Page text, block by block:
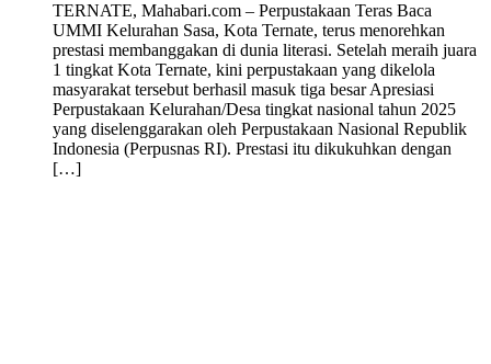
TERNATE, Mahabari.com – Perpustakaan Teras Baca
UMMI Kelurahan Sasa, Kota Ternate, terus menorehkan
prestasi membanggakan di dunia literasi. Setelah meraih juara
1 tingkat Kota Ternate, kini perpustakaan yang dikelola
masyarakat tersebut berhasil masuk tiga besar Apresiasi
Perpustakaan Kelurahan/Desa tingkat nasional tahun 2025
yang diselenggarakan oleh Perpustakaan Nasional Republik
Indonesia (Perpusnas RI). Prestasi itu dikukuhkan dengan
[…]